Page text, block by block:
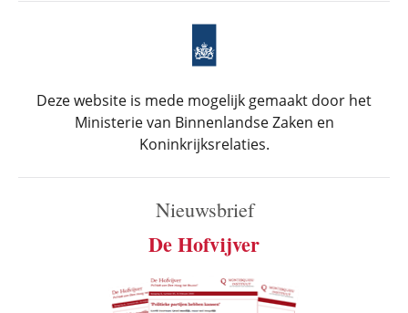
Deze website is mede mogelijk gemaakt door het
Ministerie van Binnenlandse Zaken en
Koninkrijksrelaties.
Nieuwsbrief
De Hofvijver